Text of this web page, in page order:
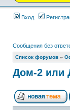
Вход
Сообщения без
Список форумов »
Дом-2 или